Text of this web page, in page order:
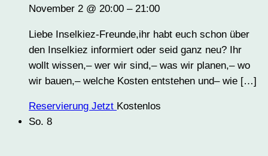
November 2 @ 20:00 – 21:00
Liebe Inselkiez-Freunde,ihr habt euch schon über
den Inselkiez informiert oder seid ganz neu? Ihr
wollt wissen,– wer wir sind,– was wir planen,– wo
wir bauen,– welche Kosten entstehen und– wie […]
Reservierung Jetzt Kostenlos
So. 8